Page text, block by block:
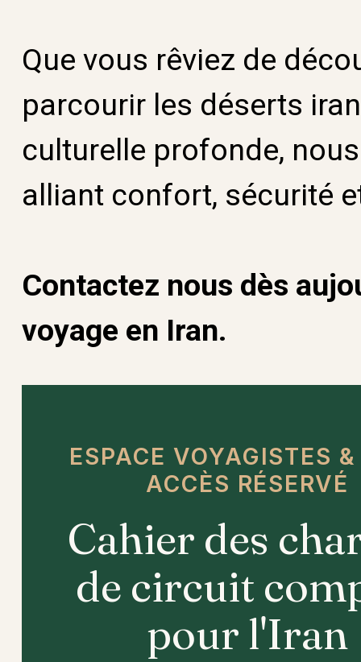
Que vous rêviez de
parcourir les déserts
culturelle profonde,
alliant confort, sécurité
Contactez nous dès
voyage en Iran.
ESPACE VOYAGISTES &
ACCÈS RÉSERVÉ
Cahier des
de circuit
pour l'Iran